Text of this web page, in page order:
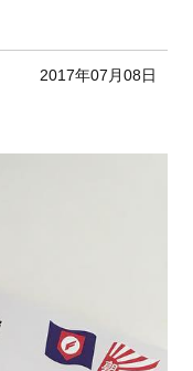
2017年07月08日